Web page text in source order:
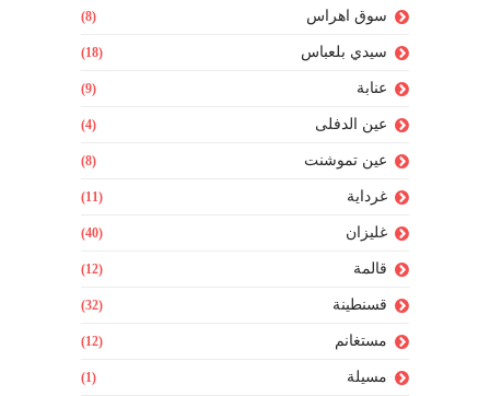
سوق اهراس (8)
سيدي بلعباس (18)
عنابة (9)
عين الدفلى (4)
عين تموشنت (8)
غرداية (11)
غليزان (40)
قالمة (12)
قسنطينة (32)
مستغانم (12)
مسيلة (1)